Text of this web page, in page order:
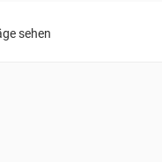
sehen